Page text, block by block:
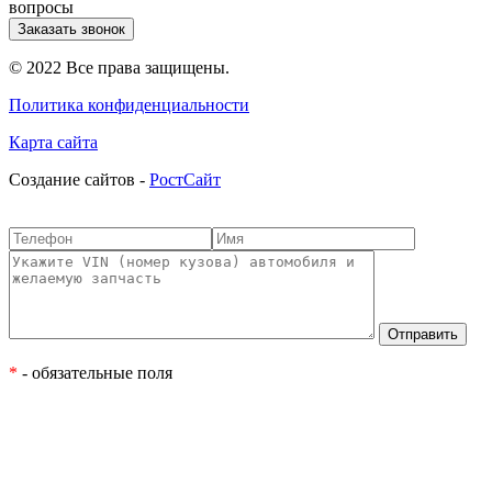
вопросы
Заказать звонок
© 2022 Все права защищены.
Политика конфиденциальности
Карта сайта
Cоздание сайтов - РостСайт
* - обязательные поля